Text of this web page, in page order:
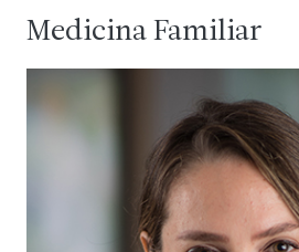
Medicina Familiar